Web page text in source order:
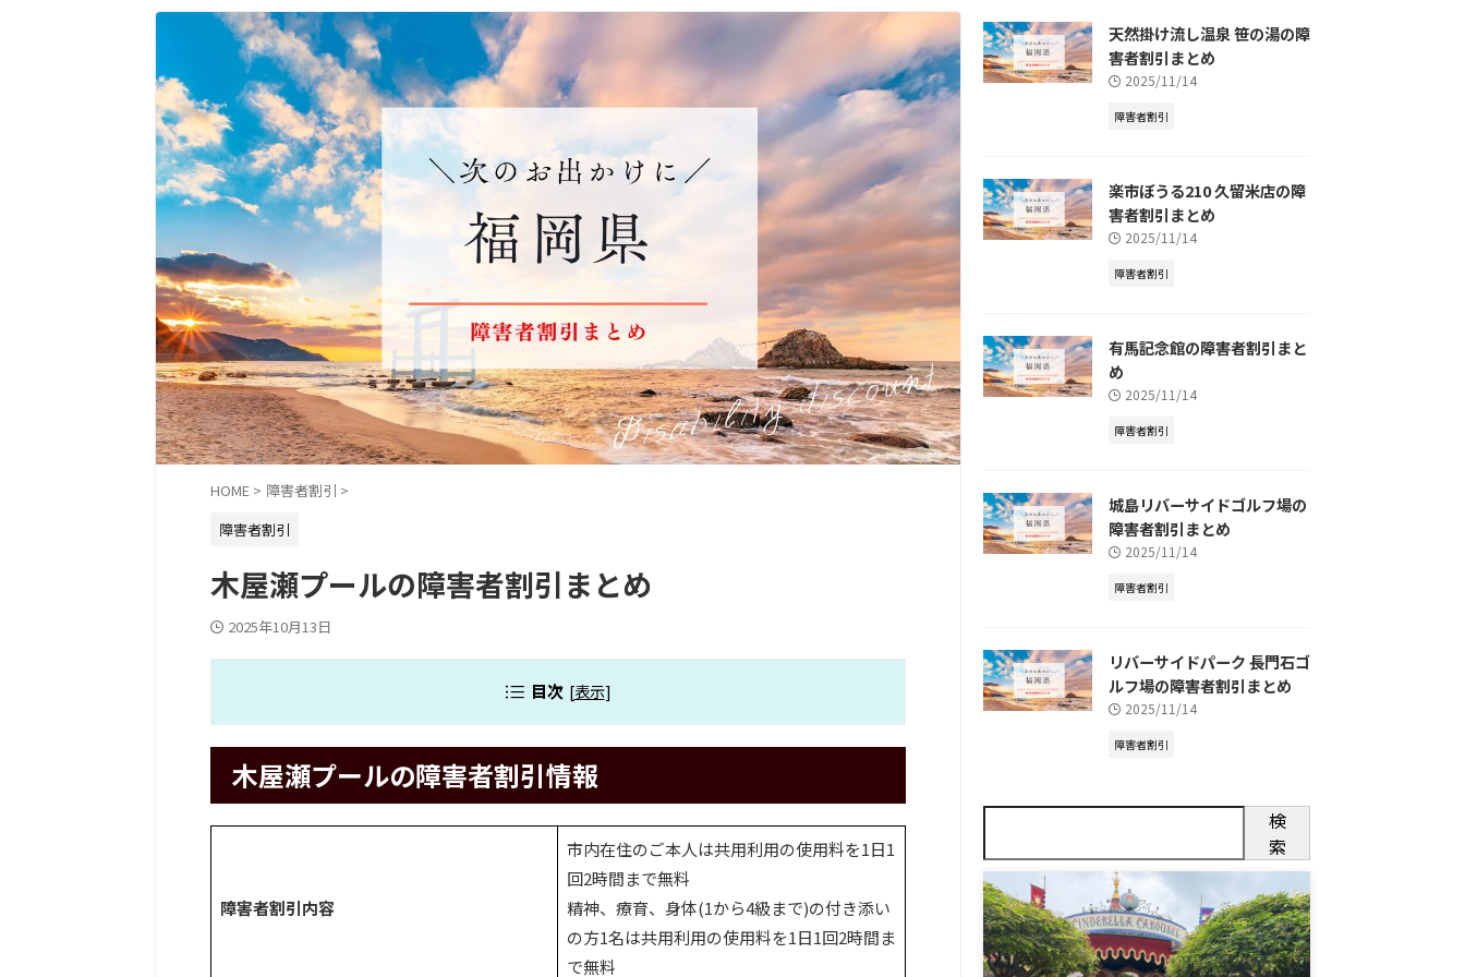
HOME > 障害者割引 >
障害者割引
木屋瀬プールの障害者割引まとめ
2025年10月13日
目次 [表示]
木屋瀬プールの障害者割引情報
障害者割引内容
市内在住のご本人は共用利用の使用料を1日1
回2時間まで無料
精神、療育、身体(1から4級まで)の付き添い
の方1名は共用利用の使用料を1日1回2時間ま
で無料
天然掛け流し温泉 笹の湯の障
害者割引まとめ
2025/11/14
障害者割引
楽市ぼうる210 久留米店の障
害者割引まとめ
2025/11/14
障害者割引
有馬記念館の障害者割引まと
め
2025/11/14
障害者割引
城島リバーサイドゴルフ場の
障害者割引まとめ
2025/11/14
障害者割引
リバーサイドパーク 長門石ゴ
ルフ場の障害者割引まとめ
2025/11/14
障害者割引
検
索